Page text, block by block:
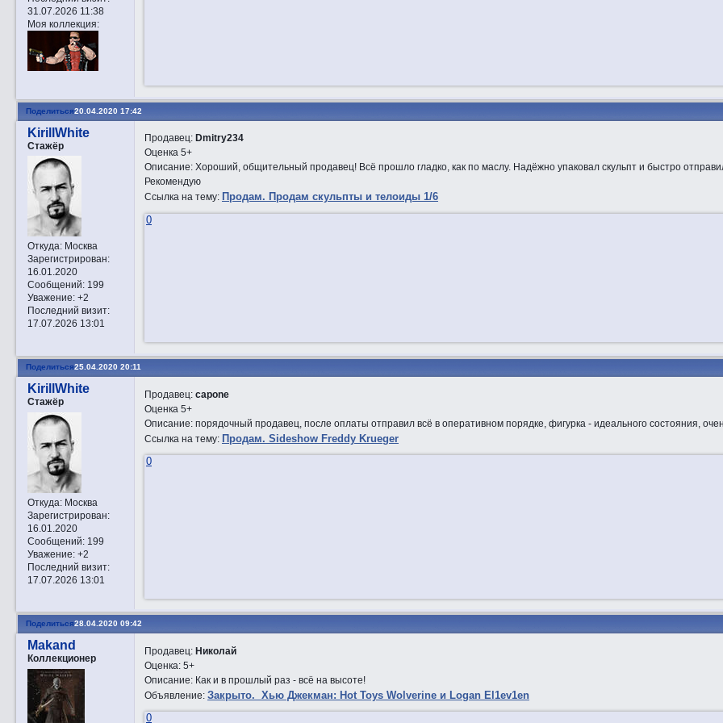
31.07.2026 11:38
Моя коллекция:
Поделиться20.04.2020 17:42
KirillWhite
Стажёр
Откуда:Москва
Зарегистрирован:
16.01.2020
Сообщений:199
Уважение: +2
Последний визит:
17.07.2026 13:01
Продавец: Dmitry234
Оценка 5+
Описание: Хороший, общительный продавец! Всё прошло гладко, как по маслу. Надёжно упаковал скульпт и быстро
Рекомендую
Ссылка на тему: Прoдам. Продам скульпты и телоиды 1/6
0
Поделиться25.04.2020 20:11
KirillWhite
Стажёр
Откуда:Москва
Зарегистрирован:
16.01.2020
Сообщений:199
Уважение: +2
Последний визит:
17.07.2026 13:01
Продавец: capone
Оценка 5+
Описание: порядочный продавец, после оплаты отправил всё в оперативном порядке, фигурка - идеального состояния,
Ссылка на тему: Прoдам. Sideshow Freddy Krueger
0
Поделиться28.04.2020 09:42
Makand
Коллекционер
Продавец: Николай
Оценка: 5+
Описание: Как и в прошлый раз - всё на высоте!
Объявление: Закрытo. Хью Джекман: Hot Toys Wolverine и Logan El1ev1en
0